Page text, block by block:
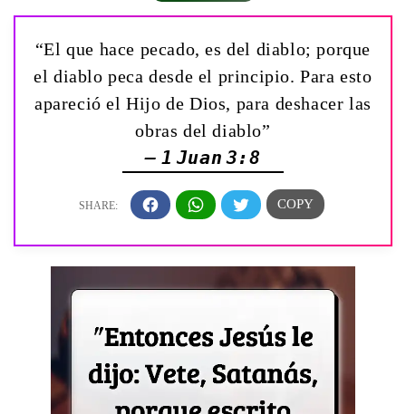
“El que hace pecado, es del diablo; porque
el diablo peca desde el principio. Para esto
apareció el Hijo de Dios, para deshacer las
obras del diablo”
— 1 Juan 3:8